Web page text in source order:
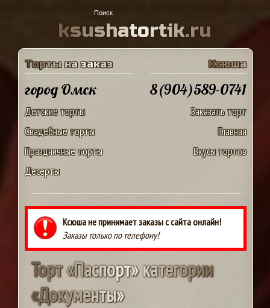
ksushatortik.ru
Торты на заказ
город Омск
Детские торты
Свадебные торты
Праздничные торты
Десерты
Ксюша
8(904)589-0741
Заказать торт
Главная
Вкусы тортов
Ксюша не принимает заказы с сайта онлайн!
Заказы только по телефону!
Торт«Паспорт»категории
«Документы»